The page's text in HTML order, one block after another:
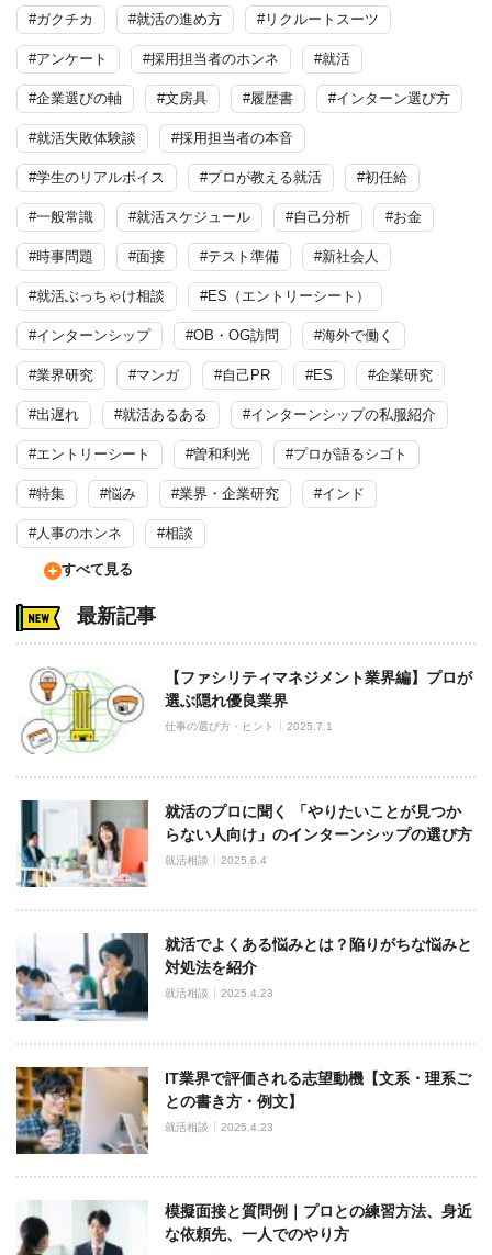
#ガクチカ #就活の進め方 #リクルートスーツ
#アンケート #採用担当者のホンネ #就活
#企業選びの軸 #文房具 #履歴書 #インターン選び方
#就活失敗体験談 #採用担当者の本音
#学生のリアルボイス #プロが教える就活 #初任給
#一般常識 #就活スケジュール #自己分析 #お金
#時事問題 #面接 #テスト準備 #新社会人
#就活ぶっちゃけ相談 #ES（エントリーシート）
#インターンシップ #OB・OG訪問 #海外で働く
#業界研究 #マンガ #自己PR #ES #企業研究
#出遅れ #就活あるある #インターンシップの私服紹介
#エントリーシート #曽和利光 #プロが語るシゴト
#特集 #悩み #業界・企業研究 #インド
#人事のホンネ #相談
すべて見る
最新記事
【ファシリティマネジメント業界編】プロが
選ぶ隠れ優良業界
仕事の選び方・ヒント 2025.7.1
就活のプロに聞く 「やりたいことが見つか
らない人向け」のインターンシップの選び方
就活相談 2025.6.4
就活でよくある悩みとは？陥りがちな悩みと
対処法を紹介
就活相談 2025.4.23
IT業界で評価される志望動機【文系・理系ご
との書き方・例文】
就活相談 2025.4.23
模擬面接と質問例｜プロとの練習方法、身近
な依頼先、一人でのやり方